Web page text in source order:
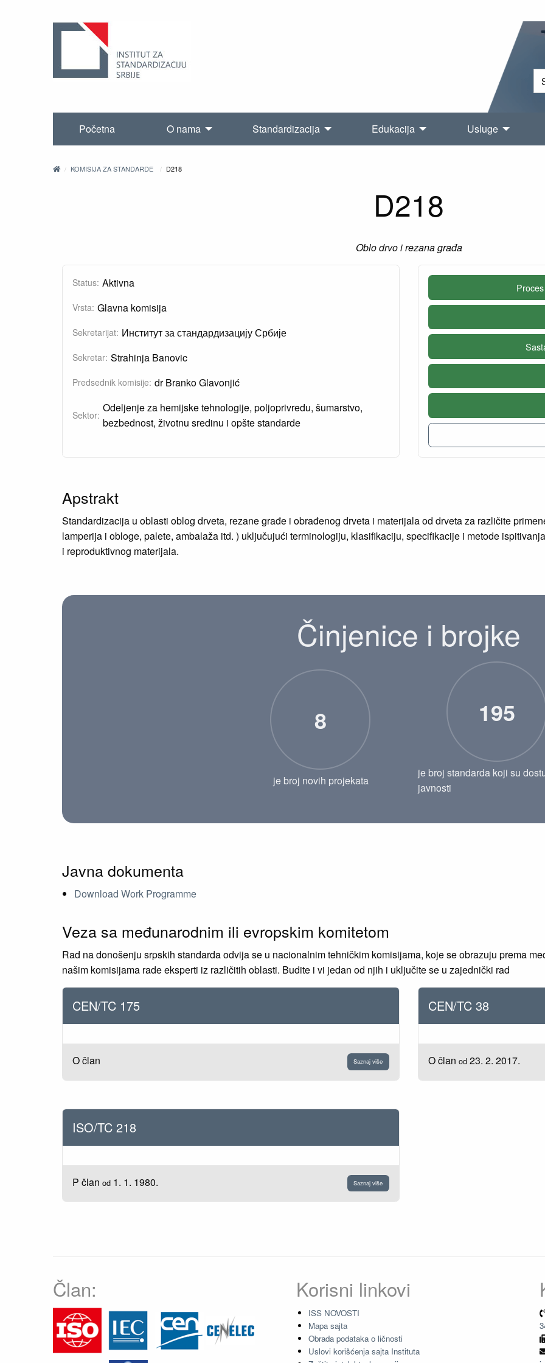
Početna O nama Standardizacija Edukacija Usluge
KOMISIJA ZA STANDARDE D218
D218
Oblo drvo i rezana građa
Status: Aktivna
Vrsta: Glavna komisija
Sekretarijat: Институт за стандардизацију Србије
Sekretar: Strahinja Banovic
Predsednik komisije: dr Branko Glavonjić
Sektor:
Odeljenje za hemijske tehnologije, poljoprivredu, šumarstvo,
bezbednost, životnu sredinu i opšte standarde
Apstrakt
Standardizacija u oblasti oblog drveta, rezane građe i obrađenog drveta i materijala od drveta za različite
lamperija i obloge, palete, ambalaža itd. ) uključujući terminologiju, klasifikaciju, specifikacije i metode
i reproduktivnog materijala.
Činjenice i brojke
8
je broj novih projekata
195
je broj standarda koji su
javnosti
Javna dokumenta
Download Work Programme
Veza sa međunarodnim ili evropskim komitetom
Rad na donošenju srpskih standarda odvija se u nacionalnim tehničkim komisijama, koje se obrazuju prema
našim komisijama rade eksperti iz različitih oblasti. Budite i vi jedan od njih i uključite se u zajednički rad
CEN/TC 175
O član Saznaj više
CEN/TC 38
O član od 23. 2. 2017.
ISO/TC 218
P član od 1. 1. 1980. Saznaj više
Član: Korisni linkovi
ISS NOVOSTI
Mapa sajta
Obrada podataka o ličnosti
Uslovi korišćenja sajta Instituta